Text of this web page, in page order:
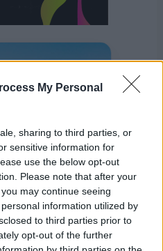
My Personal
sharing to third parties, or
sensitive information for
use the below opt-out
Please note that after your
may continue seeing
information utilized by
to third parties prior to
opt-out of the further